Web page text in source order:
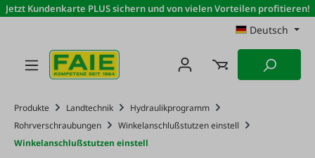
Zum Hauptinhalt springen
Jetzt Kundenkarte PLUS sichern und von vielen Vorteilen profitieren!
Deutsch
Produkte Landtechnik
Hydraulikprogramm
Rohrverschraubungen
Winkelanschlußstutzen einstell
Winkelanschlußstutzen einstell